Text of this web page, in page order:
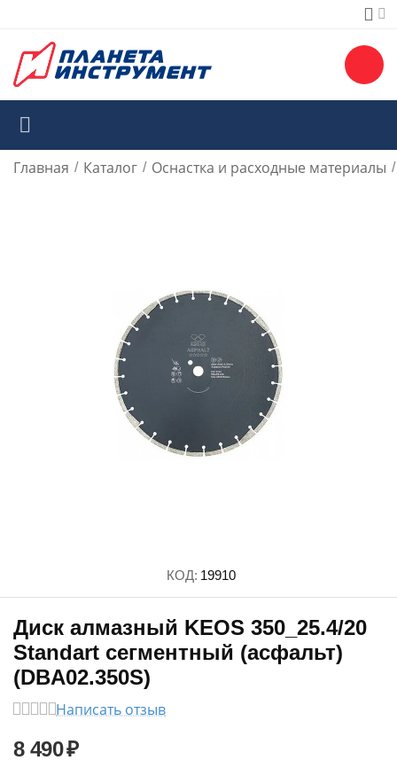
Главная / Каталог / Оснастка и расходные материалы /
КОД: 19910
Диск алмазный KEOS 350_25.4/20
Standart сегментный (асфальт)
(DBA02.350S)
Написать отзыв
8 490₽